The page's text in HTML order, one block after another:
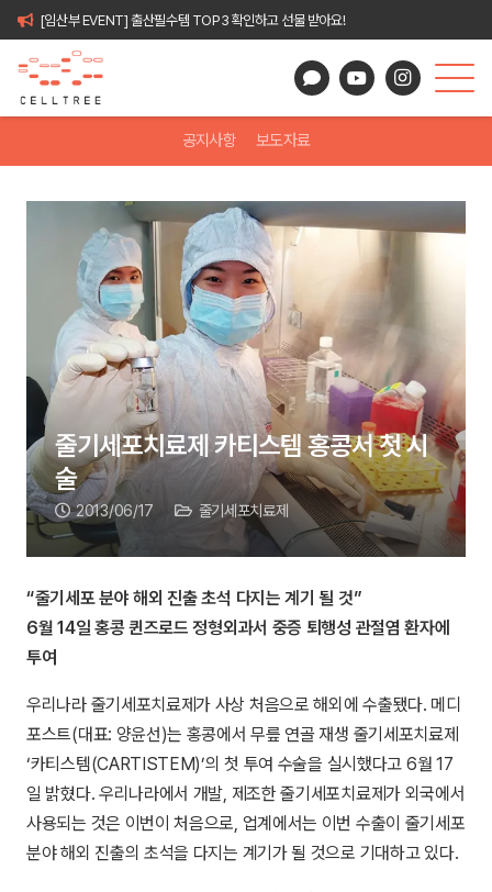
[임산부 EVENT] 출산필수템 TOP3 확인하고 선물 받아요!
공지사항 보도자료
줄기세포치료제 카티스템 홍콩서 첫 시
술
2013/06/17 줄기세포치료제
“줄기세포 분야 해외 진출 초석 다지는 계기 될 것”
6월 14일 홍콩 퀸즈로드 정형외과서 중증 퇴행성 관절염 환자에
투여
우리나라 줄기세포치료제가 사상 처음으로 해외에 수출됐다. 메디
포스트(대표: 양윤선)는 홍콩에서 무릎 연골 재생 줄기세포치료제
‘카티스템(CARTISTEM)’의 첫 투여 수술을 실시했다고 6월 17
일 밝혔다. 우리나라에서 개발, 제조한 줄기세포치료제가 외국에서
사용되는 것은 이번이 처음으로, 업계에서는 이번 수출이 줄기세포
분야 해외 진출의 초석을 다지는 계기가 될 것으로 기대하고 있다.